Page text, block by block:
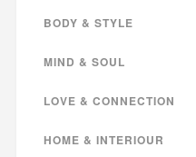
BODY & STYLE
MIND & SOUL
LOVE & CONNECTION
HOME & INTERIOUR